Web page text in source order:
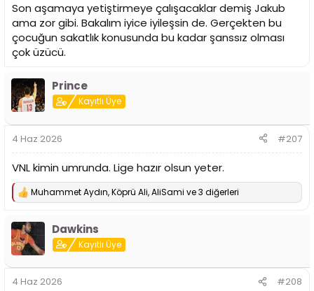
Son aşamaya yetiştirmeye çalışacaklar demiş Jakub
ama zor gibi. Bakalım iyice iyileşsin de. Gerçekten bu
çocuğun sakatlık konusunda bu kadar şanssız olması
çok üzücü.
Prince
Kayıtlı Üye
4 Haz 2026 #207
VNL kimin umrunda. Lige hazır olsun yeter.
T
k
i
l
:
Muhammet Aydın,Köprü Ali,AliSami ve 3 diğerleri
Dawkins
Kayıtlı Üye
4 Haz 2026 #208